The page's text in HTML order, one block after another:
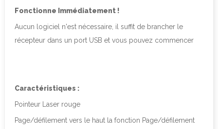
Fonctionne Immédiatement !
Aucun logiciel n'est nécessaire, il suffit de brancher le
récepteur dans un port USB et vous pouvez commencer
Caractéristiques :
Pointeur Laser rouge
Page/défilement vers le haut la fonction Page/défilement